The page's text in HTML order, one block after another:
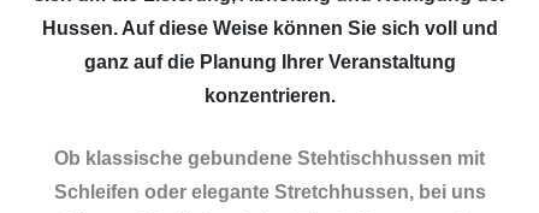
Hussen. Auf diese Weise können Sie sich voll und
ganz auf die Planung Ihrer Veranstaltung
konzentrieren.
Ob klassische gebundene Stehtischhussen mit
Schleifen oder elegante Stretchhussen, bei uns